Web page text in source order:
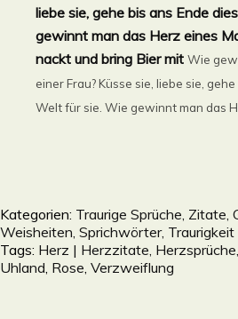
liebe sie, gehe bis ans Ende
gewinnt man das Herz eines
nackt und bring Bier mit Wie
einer Frau? Küsse sie, liebe sie,
Welt für sie. Wie gewinnt man das
Kategorien: Traurige Sprüche, Zitate,
Weisheiten, Sprichwörter,
Tags: Herz | Herzzitate,
Uhland Rose Verzweiflung